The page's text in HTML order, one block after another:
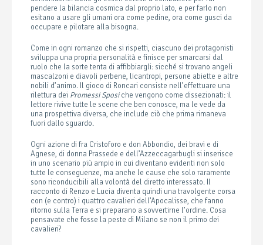
pendere la bilancia cosmica dal proprio lato, e per farlo non
esitano a usare gli umani ora come pedine, ora come gusci da
occupare e pilotare alla bisogna.
Come in ogni romanzo che si rispetti, ciascuno dei protagonisti
sviluppa una propria personalità e finisce per smarcarsi dal
ruolo che la sorte tenta di affibbiargli: sicché si trovano angeli
mascalzoni e diavoli perbene, licantropi, persone abiette e altre
nobili d’animo. Il gioco di Roncari consiste nell’effettuare una
rilettura dei Promessi Sposiche vengono come dissezionati: il
lettore rivive tutte le scene che ben conosce, ma le vede da
una prospettiva diversa, che include ciò che prima rimaneva
fuori dallo sguardo.
Ogni azione di fra Cristoforo e don Abbondio, dei bravi e di
Agnese, di donna Prassede e dell’Azzeccagarbugli si inserisce
in uno scenario più ampio in cui diventano evidenti non solo
tutte le conseguenze, ma anche le cause che solo raramente
sono riconducibili alla volontà del diretto interessato. Il
racconto di Renzo e Lucia diventa quindi una travolgente corsa
con (e contro) i quattro cavalieri dell’Apocalisse, che fanno
ritorno sulla Terra e si preparano a sovvertirne l’ordine. Cosa
pensavate che fosse la peste di Milano se non il primo dei
cavalieri?